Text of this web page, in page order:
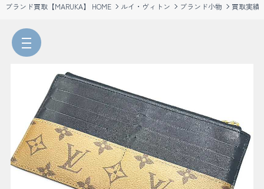
ブランド買取【MARUKA】 HOME ルイ・ヴィトン ブランド小物 買取実績